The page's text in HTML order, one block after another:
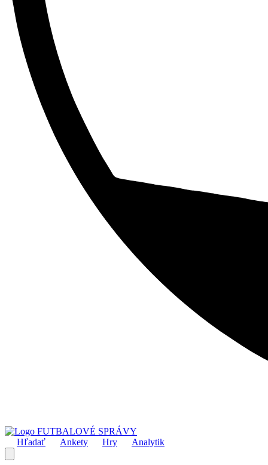
FUTBALOVÉ SPRÁVY
Hľadať
Ankety Hry Analytik